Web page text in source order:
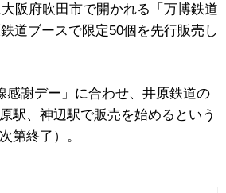
阪府吹田市で開かれる「万博鉄道
道ブースで限定50個を先行販売し
謝デー」に合わせ、井原鉄道の
駅、神辺駅で販売を始めるという
第終了）。